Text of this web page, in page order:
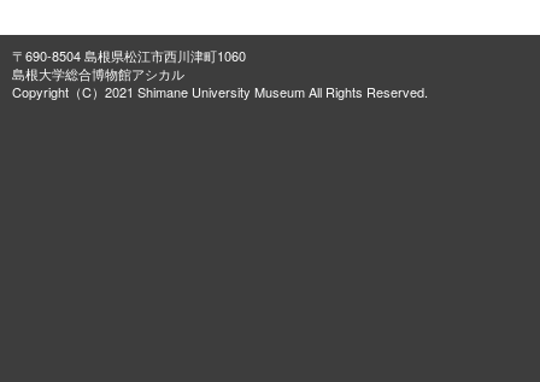
〒690-8504 島根県松江市西川津町1060
島根大学総合博物館アシカル
Copyright（C）2021 Shimane University Museum All Rights Reserved.